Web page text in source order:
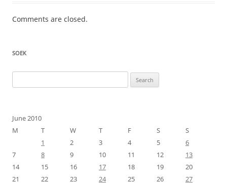
Comments are closed.
SOEK
for:
June 2010
M
T W T F S
S
1
2 3 4 5
6
7
8 9 10 11 12
13
14
15 16 17 18 19
20
21
22 23 24 25 26
27